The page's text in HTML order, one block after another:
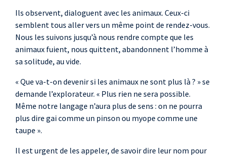
Ils observent, dialoguent avec les animaux. Ceux-ci
semblent tous aller vers un même point de rendez-vous.
Nous les suivons jusqu’à nous rendre compte que les
animaux fuient, nous quittent, abandonnent l’homme à
sa solitude, au vide.
« Que va-t-on devenir si les animaux ne sont plus là ? » se
demande l’explorateur. « Plus rien ne sera possible.
Même notre langage n’aura plus de sens : on ne pourra
plus dire gai comme un pinson ou myope comme une
taupe ».
Il est urgent de les appeler, de savoir dire leur nom pour